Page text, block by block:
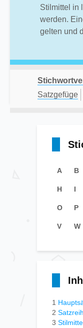
Stilmittel in
werden.
gelten und
Satzgefüge
A B
H I
O P
V W
1
2
3